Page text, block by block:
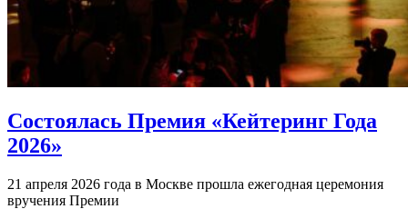
Состоялась Премия «Кейтеринг Года
2026»
21 апреля 2026 года в Москве прошла ежегодная церемония
вручения Премии